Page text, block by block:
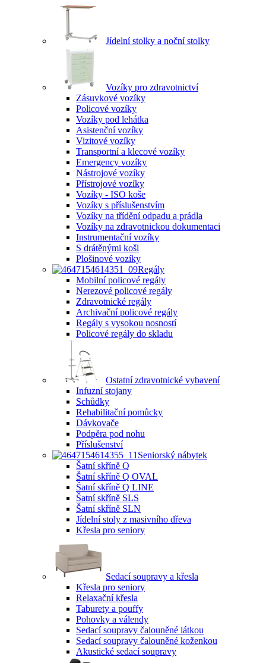
Jídelní stolky a noční stolky
Vozíky pro zdravotnictví
Zásuvkové vozíky
Policové vozíky
Vozíky pod lehátka
Asistenční vozíky
Vizitové vozíky
Transportní a klecové vozíky
Emergency vozíky
Nástrojové vozíky
Přístrojové vozíky
Vozíky - ISO koše
Vozíky s příslušenstvím
Vozíky na třídění odpadu a prádla
Vozíky na zdravotnickou dokumentaci
Instrumentační vozíky
S drátěnými koši
Plošinové vozíky
Regály
Mobilní policové regály
Nerezové policové regály
Zdravotnické regály
Archivační policové regály
Regály s vysokou nosností
Policové regály do skladu
Ostatní zdravotnické vybavení
Infuzní stojany
Schůdky
Rehabilitační pomůcky
Dávkovače
Podpěra pod nohu
Příslušenství
Seniorský nábytek
Šatní skříně Q
Šatní skříně Q OVAL
Šatní skříně Q LINE
Šatní skříně SLS
Šatní skříně SLN
Jídelní stoly z masivního dřeva
Křesla pro seniory
Sedací soupravy a křesla
Křesla pro seniory
Relaxační křesla
Taburety a pouffy
Pohovky a válendy
Sedací soupravy čalouněné látkou
Sedací soupravy čalouněné koženkou
Akustické sedací soupravy